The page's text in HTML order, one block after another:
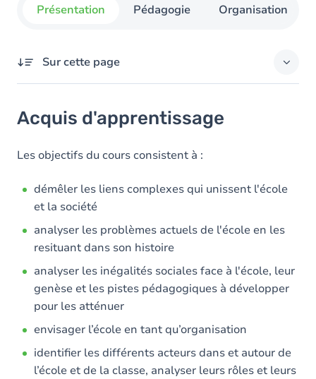
Présentation Pédagogie Organisation
Sur cette page
Objectifs
Contenu
Table des matières
Exercices
Acquis d'apprentissage
Les objectifs du cours consistent à :
démêler les liens complexes qui unissent l'école
et la société
analyser les problèmes actuels de l'école en les
resituant dans son histoire
analyser les inégalités sociales face à l'école, leur
genèse et les pistes pédagogiques à développer
pour les atténuer
envisager l’école en tant qu’organisation
identifier les différents acteurs dans et autour de
l’école et de la classe, analyser leurs rôles et leurs